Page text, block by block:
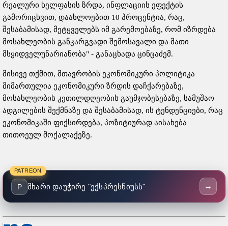
რეალური ხელფასის ზრდა, ინფლაციის ეფექტის
გამორიცხვით, დაახლოებით 10 პროცენტია, რაც,
შესაბამისად, მეტყველებს იმ გარემოებაზე, რომ იზრდება
მოსახლეობის განკარგვადი შემოსავალი და მათი
მსყიდველუნარიანობა" - განაცხადა ცინცაძემ.
მისივე თქმით, მთავრობის ეკონომიკური პოლიტიკა
მიმართულია ეკონომიკური ზრდის დაჩქარებაზე,
მოსახლეობის კეთილდღეობის გაუმჯობესებაზე, სამუშაო
ადგილების შექმნაზე და შესაბამისად, ის ტენდენციები, რაც
ეკონომიკაში ფიქსირდება, პოზიტიურად აისახება
თითოეულ მოქალაქეზე.
PATREON
P მხარი დაუჭირე "ექსპრესნიუსს" →